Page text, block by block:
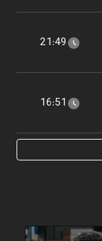
21:49
16:51